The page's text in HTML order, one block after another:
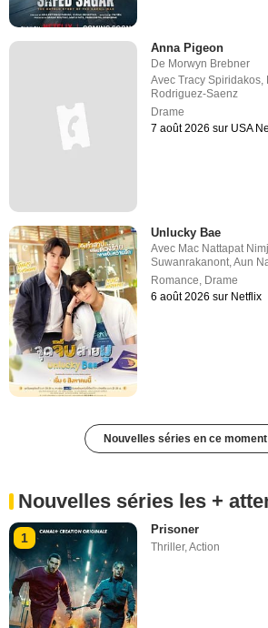
Anna Pigeon
De Morwyn Brebner
AvecTracy Spiridakos
Rodriguez-Saenz
Drame
7 août 2026 sur USA
Unlucky Bae
Avec Mac Nattapat
Suwanrakanont,Aun
Romance, Drame
6 août 2026 sur Netflix
Nouvelles séries en ce moment
Nouvelles séries les +
1
Prisoner
Thriller,Action